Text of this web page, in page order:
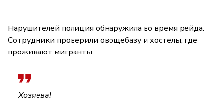
Нарушителей полиция обнаружила во время рейда.
Сотрудники проверили овощебазу и хостелы, где
проживают мигранты.
Хозяева!